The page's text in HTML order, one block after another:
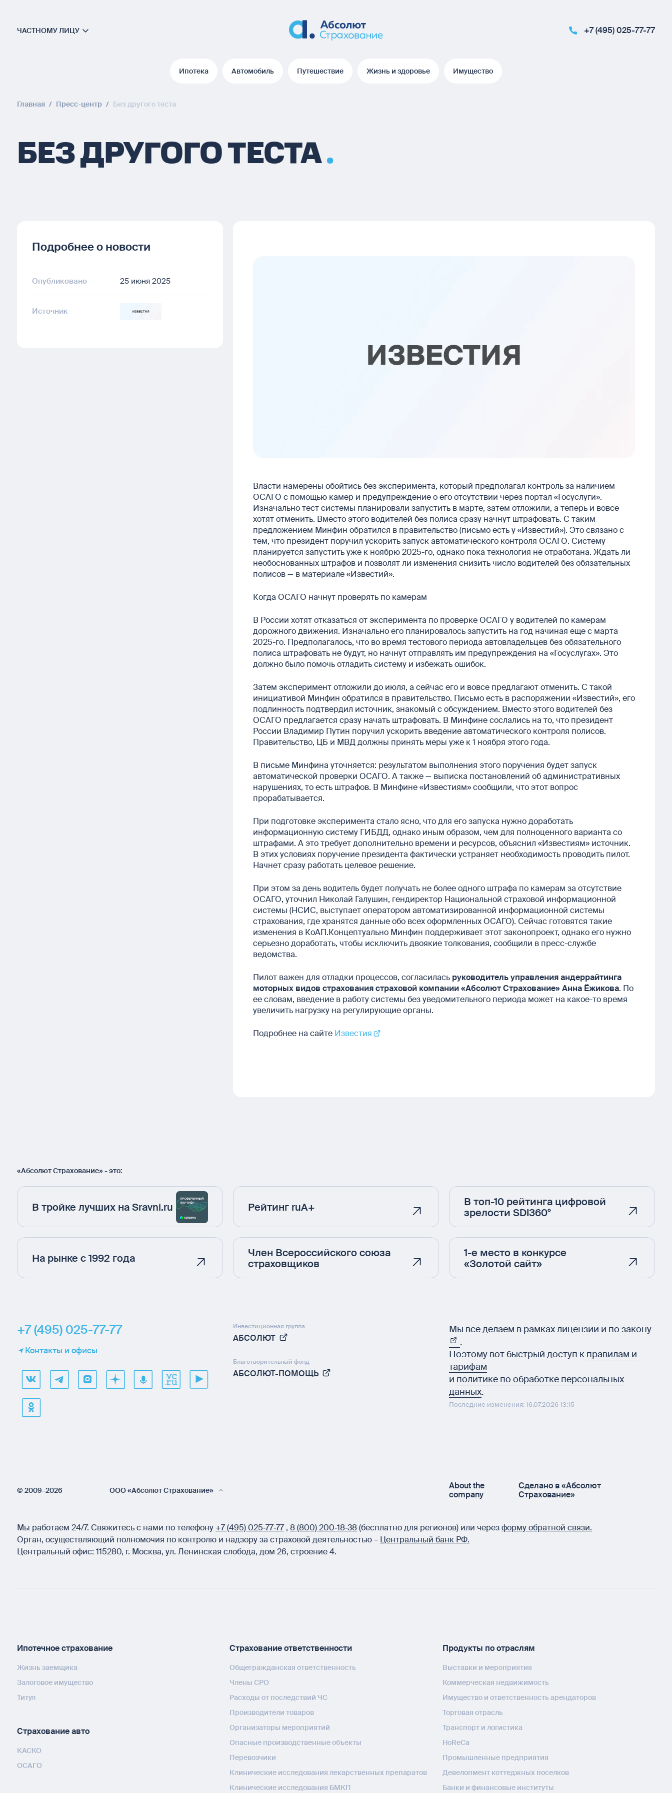
ЧАСТНОМУ ЛИЦУ +7 (495) 025-77-77
Ипотека Автомобиль Путешествие Жизнь и здоровье Имущество
Главная / Пресс-центр / Без другого теста
БЕЗ ДРУГОГО ТЕСТА
Подробнее о новости
Опубликовано 25 июня 2025
Источник
Власти намерены обойтись без эксперимента, который предполагал контроль за наличием
ОСАГО с помощью камер и предупреждение о его отсутствии через портал «Госуслуги».
Изначально тест системы планировали запустить в марте, затем отложили, а теперь и вовсе
хотят отменить. Вместо этого водителей без полиса сразу начнут штрафовать. С таким
предложением Минфин обратился в правительство (письмо есть у «Известий»). Это связано с
тем, что президент поручил ускорить запуск автоматического контроля ОСАГО. Систему
планируется запустить уже к ноябрю 2025-го, однако пока технология не отработана. Ждать ли
необоснованных штрафов и позволят ли изменения снизить число водителей без обязательных
полисов — в материале «Известий».
Когда ОСАГО начнут проверять по камерам
В России хотят отказаться от эксперимента по проверке ОСАГО у водителей по камерам
дорожного движения. Изначально его планировалось запустить на год начиная еще с марта
2025-го. Предполагалось, что во время тестового периода автовладельцев без обязательного
полиса штрафовать не будут, но начнут отправлять им предупреждения на «Госуслугах». Это
должно было помочь отладить систему и избежать ошибок.
Затем эксперимент отложили до июля, а сейчас его и вовсе предлагают отменить. С такой
инициативой Минфин обратился в правительство. Письмо есть в распоряжении «Известий», его
подлинность подтвердил источник, знакомый с обсуждением. Вместо этого водителей без
ОСАГО предлагается сразу начать штрафовать. В Минфине сослались на то, что президент
России Владимир Путин поручил ускорить введение автоматического контроля полисов.
Правительство, ЦБ и МВД должны принять меры уже к 1 ноября этого года.
В письме Минфина уточняется: результатом выполнения этого поручения будет запуск
автоматической проверки ОСАГО. А также — выписка постановлений об административных
нарушениях, то есть штрафов. В Минфине «Известиям» сообщили, что этот вопрос
прорабатывается.
При подготовке эксперимента стало ясно, что для его запуска нужно доработать
информационную систему ГИБДД, однако иным образом, чем для полноценного варианта со
штрафами. А это требует дополнительно времени и ресурсов, объяснил «Известиям» источник.
В этих условиях поручение президента фактически устраняет необходимость проводить пилот.
Начнет сразу работать целевое решение.
При этом за день водитель будет получать не более одного штрафа по камерам за отсутствие
ОСАГО, уточнил Николай Галушин, гендиректор Национальной страховой информационной
системы (НСИС, выступает оператором автоматизированной информационной системы
страхования, где хранятся данные обо всех оформленных ОСАГО). Сейчас готовятся такие
изменения в КоАП.Концептуально Минфин поддерживает этот законопроект, однако его нужно
серьезно доработать, чтобы исключить двоякие толкования, сообщили в пресс-службе
ведомства.
Пилот важен для отладки процессов, согласилась руководитель управления андеррайтинга
моторных видов страхования страховой компании «Абсолют Страхование» Анна Ёжикова. По
ее словам, введение в работу системы без уведомительного периода может на какое-то время
увеличить нагрузку на регулирующие органы.
Подробнее на сайте Известия
«Абсолют Страхование» - это:
В тройке лучших на Sravni.ru
На рынке с 1992 года
Рейтинг ruA+
Член Всероссийского союза
страховщиков
В топ-10 рейтинга цифровой
зрелости SDI360°
1-е место в конкурсе
«Золотой сайт»
+7 (495) 025-77-77
Контакты и офисы
Инвестиционная группа
АБСОЛЮТ
Благотворительный фонд
АБСОЛЮТ-ПОМОЩЬ
Мы все делаем в рамкахлицензии и по закону
.
Поэтому вот быстрый доступ к правилам и
тарифам
и политике по обработке персональных
данных.
Последние изменения: 16.07.2026 13:15
© 2009–2026 ООО «Абсолют Страхование»
About the
company
Сделано в «Абсолют
Страхование»
Мы работаем 24/7. Свяжитесь с нами по телефону +7 (495) 025‑77‑77 , 8 (800) 200‑18‑38(бесплатно для регионов) или черезформу обратной связи.
Орган, осуществляющий полномочия по контролю и надзору за страховой деятельностью – Центральный банк РФ.
Центральный офис: 115280, г. Москва, ул. Ленинская слобода, дом 26, строение 4.
Ипотечное страхование
Жизнь заемщика
Залоговое имущество
Титул
Страхование авто
КАСКО
ОСАГО
Страхование ответственности
Общегражданская ответственность
Члены СРО
Расходы от последствий ЧС
Производители товаров
Организаторы мероприятий
Опасные производственные объекты
Перевозчики
Клинические исследования лекарственных препаратов
Клинические исследования БМКП
Продукты по отраслям
Выставки и мероприятия
Коммерческая недвижимость
Имущество и ответственность арендаторов
Торговая отрасль
Транспорт и логистика
HoReCa
Промышленные предприятия
Девелопмент коттеджных поселков
Банки и финансовые институты